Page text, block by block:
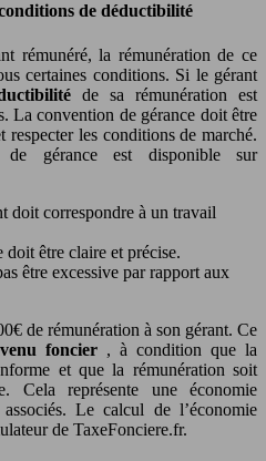
de déductibilité
rémunéré, la rémunération de ce
certaines conditions. Si le gérant
de sa rémunération est
La convention de gérance doit être
respecter les conditions de marché.
gérance est disponible sur
doit correspondre à un travail
être claire et précise.
être excessive par rapport aux
de rémunération à son gérant. Ce
foncier , à condition que la
et que la rémunération soit
Cela représente une économie
Le calcul de l’économie
de TaxeFonciere.fr.